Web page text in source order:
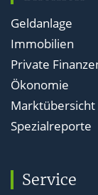
Geldanlage
Immobilien
Private
Ökonomie
Marktübersicht
Spezialreporte
Service